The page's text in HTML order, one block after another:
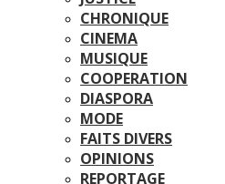
CHRONIQUE
CINEMA
MUSIQUE
COOPERATION
DIASPORA
MODE
FAITS DIVERS
OPINIONS
REPORTAGE